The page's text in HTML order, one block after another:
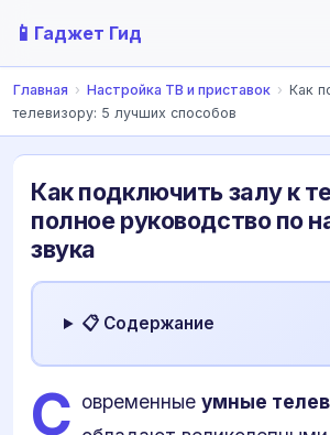
📱 Гаджет Гид
Главная › Настройка ТВ и приставок › Как
телевизору: 5 лучших способов
Как подключить залу к
полное руководство по
звука
📋 Содержание
С овременные умные